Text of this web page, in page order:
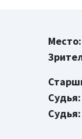
Место:
Судья:
Судья: